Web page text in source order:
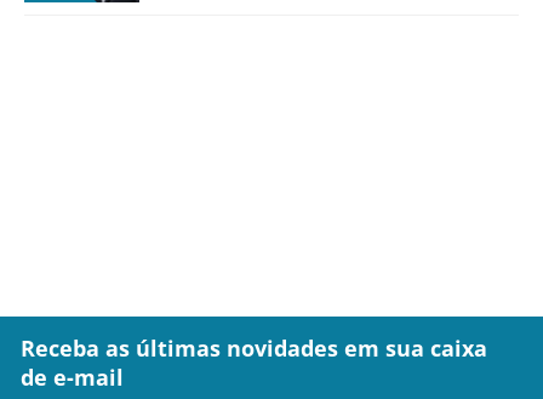
Receba as últimas novidades em sua caixa
de e-mail